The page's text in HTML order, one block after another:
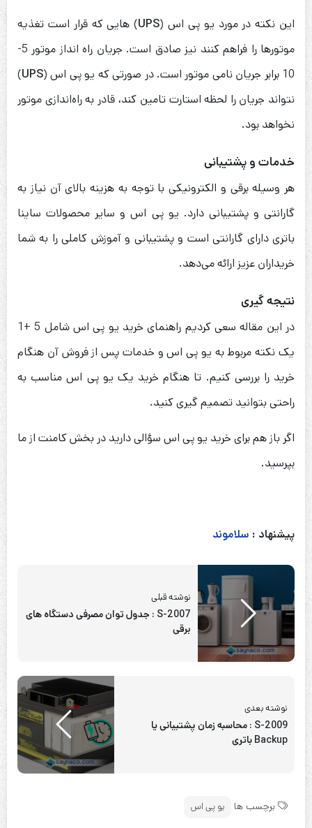
این نکته در مورد یو پی اس (UPS) هایی که قرار است تغذیه
موتورها را فراهم کنند نیز صادق است. جریان راه انداز موتور 5-
10 برابر جریان نامی موتور است. در صورتی که یو پی اس (
UPS
)
نتواند جریان را لحظه استارت تامین کند، قادر به راه‌اندازی موتور
نخواهد بود.
خدمات و پشتیبانی
هر وسیله برقی و الکترونیکی با توجه به هزینه بالای آن نیاز به
گارانتی و پشتیبانی دارد. یو پی اس و سایر محصولات ساینا
باتری دارای گارانتی است و پشتیبانی و آموزش کاملی را به شما
خریداران عزیز ارائه می‌دهد.
نتیجه گیری
در این مقاله سعی کردیم راهنمای خرید یو پی اس شامل 5 +1
یک نکته مربوط به یو پی اس و خدمات پس از فروش آن هنگام
خرید را بررسی کنیم. تا هنگام خرید یک یو پی اس مناسب به
راحتی بتوانید تصمیم گیری کنید.
اگر باز هم برای خرید یو پی اس سؤالی دارید در بخش کامنت از ما
بپرسید.
پیشنهاد : سلاموند
نوشته قبلی
S-2007 : جدول توان مصرفی دستگاه های
برقی
نوشته بعدی
S-2009 : محاسبه زمان پشتیبانی یا
Backup باتری
برچسب ها یو پی اس